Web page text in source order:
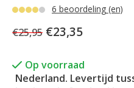
6 beoordeling (en)
€25,95 €23,35
Op voorraad
Nederland. Levertijd